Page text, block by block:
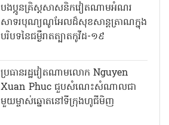
បងប្អូនគ្រិស្តសាសនិកវៀតណាមអំណរ
សាទរបុណ្យណូអែលដ៏សុខសាន្តត្រាណក្នុង
បរិបទនៃជម្ងឺរាតត្បាតកូវីដ-១៩
ប្រធានរដ្ឋវៀតណាមលោក Nguyen
Xuan Phuc ជួបសំណេះសំណាលជា
មួយម្ចាស់ឆ្នោតនៅទីក្រុងហូជីមិញ